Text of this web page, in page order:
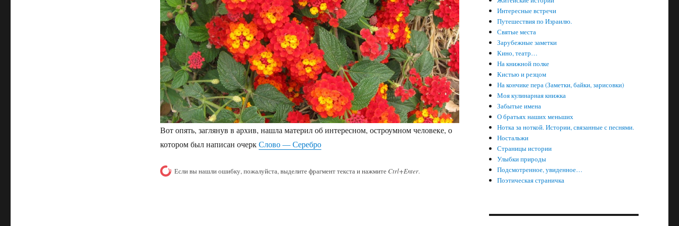
Вот опять, заглянув в архив, нашла материл об интересном, остроумном человеке, о
котором был написан очеркСлово — Серебро
Если вы нашли ошибку, пожалуйста, выделите фрагмент текста и нажмите Ctrl+Enter.
Интересные встречи
Путешествия по Израилю.
Святые места
Зарубежные заметки
Кино, театр…
На книжной полке
Кистью и резцом
На кончике пера (Заметки, байки, зарисовки)
Моя кулинарная книжка
Забытые имена
О братьях наших меньших
Нотка за ноткой. Истории, связанные с песнями.
Ностальжи
Страницы истории
Улыбки природы
Подсмотренное, увиденное…
Поэтическая страничка